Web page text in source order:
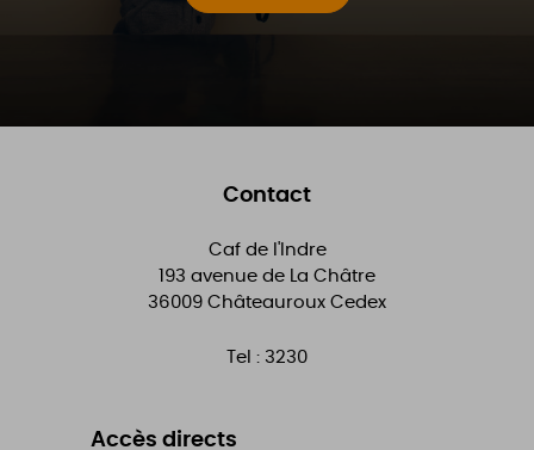
Contact
Caf de l'Indre
193 avenue de La Châtre
36009 Châteauroux Cedex
Tel : 3230
Accès directs